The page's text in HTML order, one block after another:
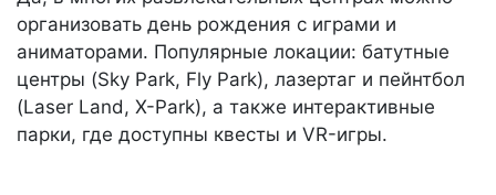
организовать день рождения с играми и
аниматорами. Популярные локации: батутные
центры (Sky Park, Fly Park), лазертаг и пейнтбол
(Laser Land, X-Park), а также интерактивные
парки, где доступны квесты и VR-игры.